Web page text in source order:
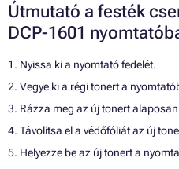
Útmutató a festék
DCP-1601
1. Nyissa ki a nyomtató fedelét.
2. Vegye ki a régi tonert a
3. Rázza meg az új tonert
4. Távolítsa el a védőfóliát az új
5. Helyezze be az új tonert a